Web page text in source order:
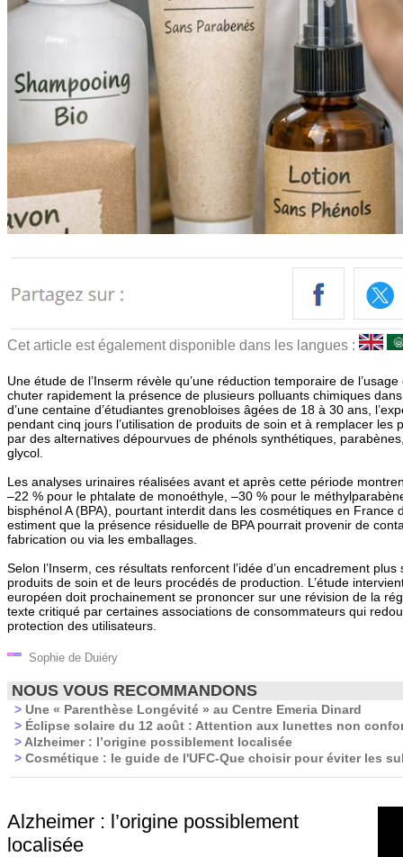
Cet article est également disponible dans les langues :
Une étude de l’Inserm révèle qu’une réduction temporaire de
chuter rapidement la présence de plusieurs polluants chimiques
d’une centaine d’étudiantes grenobloises âgées de 18 à 30 ans,
pendant cinq jours l’utilisation de produits de soin et à remplacer les
par des alternatives dépourvues de phénols synthétiques,
glycol.
Les analyses urinaires réalisées avant et après cette période
–22 % pour le phtalate de monoéthyle, –30 % pour le
bisphénol A (BPA), pourtant interdit dans les cosmétiques en France
estiment que la présence résiduelle de BPA pourrait provenir de
fabrication ou via les emballages.
Selon l’Inserm, ces résultats renforcent l’idée d’un encadrement
produits de soin et de leurs procédés de production. L’étude
européen doit prochainement se prononcer sur une révision de la
texte critiqué par certaines associations de consommateurs qui
protection des utilisateurs.
Sophie de Duiéry
NOUS VOUS RECOMMANDONS
> Une « Parenthèse Longévité » au Centre Emeria Dinard
> Éclipse solaire du 12 août : Attention aux lunettes non
> Alzheimer : l’origine possiblement localisée
> Cosmétique : le guide de l'UFC-Que choisir pour éviter les
Alzheimer : l’origine possiblement
localisée